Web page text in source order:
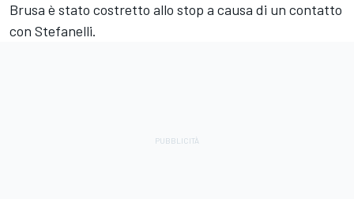
Brusa è stato costretto allo stop a causa di un contatto
con Stefanelli.